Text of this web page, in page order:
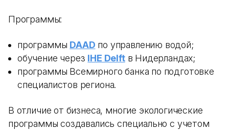
Программы:
программы DAAD по управлению водой;
обучение через IHE Delftв Нидерландах;
программы Всемирного банка по подготовке
специалистов региона.
В отличие от бизнеса, многие экологические
программы создавались специально с учетом